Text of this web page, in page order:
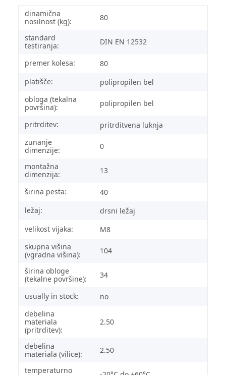
dinamična
nosilnost (kg):
80
standard
testiranja:
DIN EN 12532
premer kolesa:
80
platišče:
polipropilen bel
obloga (tekalna
površina):
polipropilen bel
pritrditev:
pritrditvena luknja
zunanje
dimenzije:
0
montažna
dimenzija:
13
širina pesta:
40
ležaj:
drsni ležaj
velikost vijaka:
M8
skupna višina
(vgradna višina):
104
širina obloge
(tekalne površine):
34
usually in stock:
no
debelina
materiala
(pritrditev):
2.50
debelina
materiala (vilice):
2.50
temperaturno